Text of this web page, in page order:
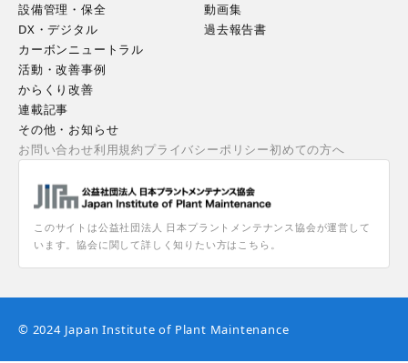
このサイトは公益社団法人 日本プラントメンテナンス協会が運営して
います。協会に関して詳しく知りたい方はこちら。
設備管理・保全
DX・デジタル
カーボンニュートラル
活動・改善事例
からくり改善
連載記事
その他・お知らせ
動画集
過去報告書
お問い合わせ利用規約プライバシーポリシー初めての方へ
© 2024 Japan Institute of Plant Maintenance